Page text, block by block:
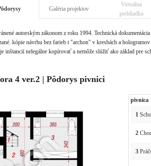
Galéria projektov
Virtuálna
prehliadka
autorským zákonom z roku 1994. Technická
kópie návrhu bez farieb t "archon" v kresbách a
inštancií nelegálne kopírovať a nemôže slúžiť ako základ pre
4 ver.2 | Pôdorys pivnici
pivnica
1
2
3